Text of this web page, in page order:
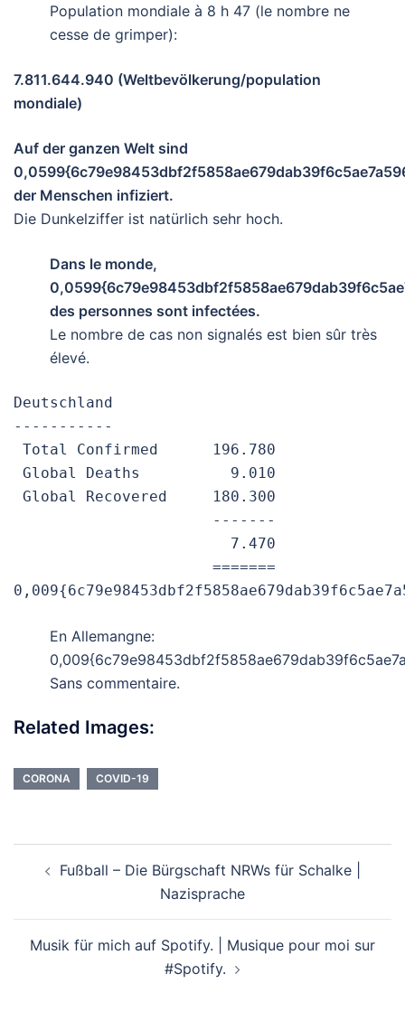
Population mondiale à 8 h 47 (le nombre ne
cesse de grimper):
7.811.644.940 (Weltbevölkerung/population
mondiale)
Auf der ganzen Welt sind
der Menschen infiziert.
Die Dunkelziffer ist natürlich sehr hoch.
Dans le monde,
des personnes sont infectées.
Le nombre de cas non signalés est bien sûr très
élevé.
Deutschland
-----------
Total Confirmed      196.780
Global Deaths          9.010
Global Recovered     180.300
                      -------
                        7.470
                      =======
En Allemangne:
Sans commentaire.
Related Images:
CORONA COVID-19
Fußball – Die Bürgschaft NRWs für Schalke |
Nazisprache
Musik für mich auf Spotify. | Musique pour moi sur
#Spotify.